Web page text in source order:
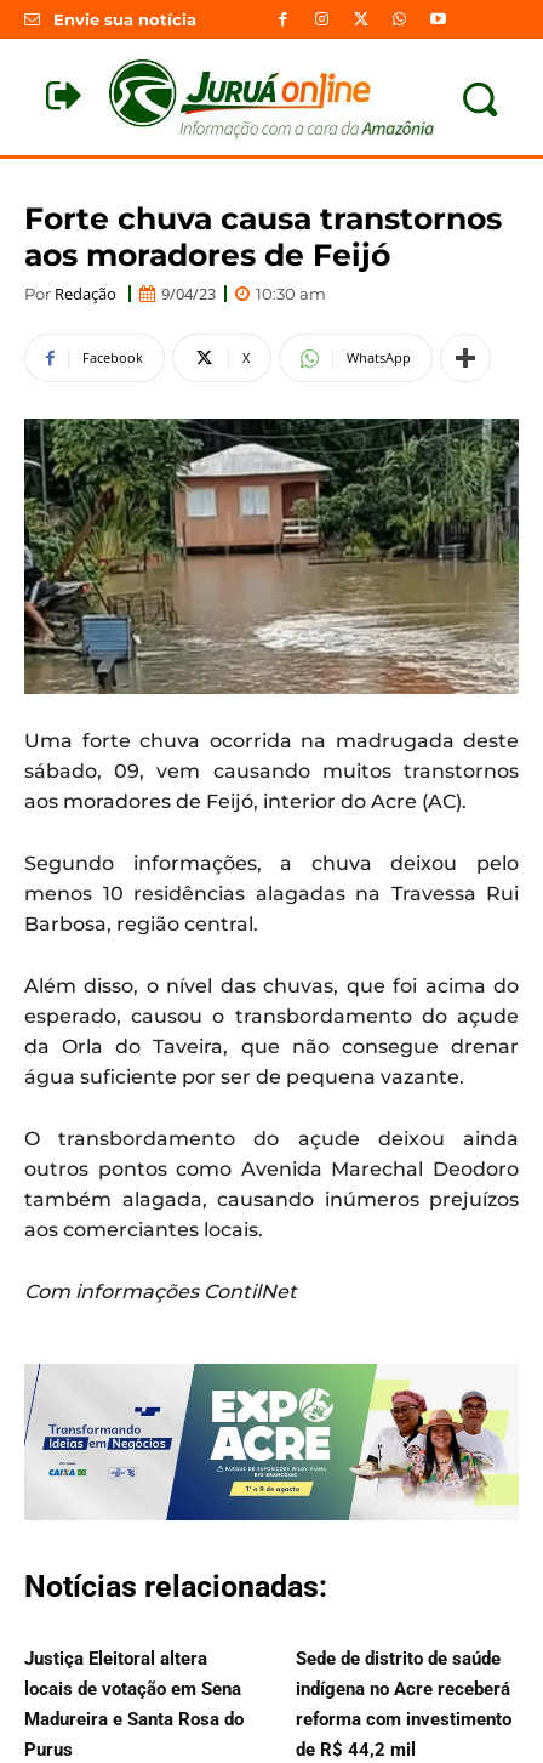
Envie sua notícia
Forte chuva causa transtornos
aos moradores de Feijó
Por Redação 9/04/23 10:30 am
Facebook X WhatsApp
Uma forte chuva ocorrida na madrugada deste
sábado, 09, vem causando muitos transtornos
aos moradores de Feijó, interior do Acre (AC).
Segundo informações, a chuva deixou pelo
menos 10 residências alagadas na Travessa Rui
Barbosa, região central.
Além disso, o nível das chuvas, que foi acima do
esperado, causou o transbordamento do açude
da Orla do Taveira, que não consegue drenar
água suficiente por ser de pequena vazante.
O transbordamento do açude deixou ainda
outros pontos como Avenida Marechal Deodoro
também alagada, causando inúmeros prejuízos
aos comerciantes locais.
Com informações ContilNet
Notícias relacionadas:
Justiça Eleitoral altera
locais de votação em Sena
Madureira e Santa Rosa do
Purus
Sede de distrito de saúde
indígena no Acre receberá
reforma com investimento
de R$ 44,2 mil